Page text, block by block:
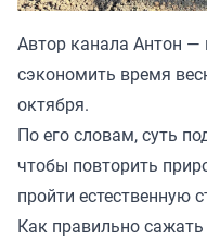
Автор канала Антон —
сэкономить время
октября.
По его словам, суть
чтобы повторить
пройти естественную
Как правильно